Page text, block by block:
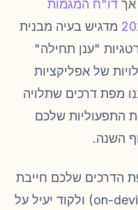
אך דו"ח המגמות
מדגיש בעיה מבנית
"ענן תחילה"
של אפליקציות
מפת דרכים שתלויה
התפעוליות שלכם
השנה.
הדרכים שלכם חייבת
לתת עדיפות לעיבוד מקומי (on-device) ולקוד יעיל על